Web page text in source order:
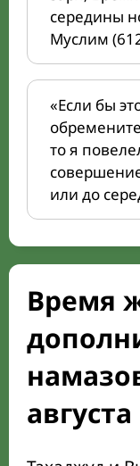
середины
Муслим
«Если бы
то я
или до
Время
августа